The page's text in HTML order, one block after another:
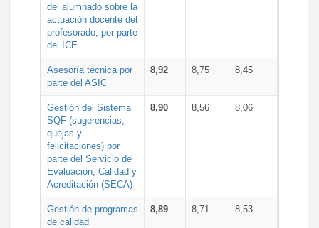
del alumnado sobre la
actuación docente del
profesorado, por parte
del ICE
Asesoría técnica por
parte del ASIC
8,92 8,75 8,45
Gestión del Sistema
SQF (sugerencias,
quejas y
felicitaciones) por
parte del Servicio de
Evaluación, Calidad y
Acreditación (SECA)
8,90 8,56 8,06
Gestión de programas
de calidad
8,89 8,71 8,53